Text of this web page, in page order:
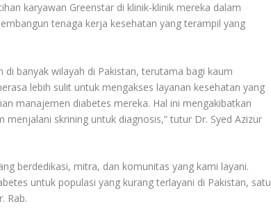
karyawan Greenstar di klinik-klinik mereka dalam
tenaga kerja kesehatan yang terampil yang
banyak wilayah di Pakistan, terutama bagi kaum
lebih sulit untuk mengakses layanan kesehatan yang
manajemen diabetes mereka. Hal ini mengakibatkan
skrining untuk diagnosis,” tutur Dr. Syed Azizur
berdedikasi, mitra, dan komunitas yang kami layani.
untuk populasi yang kurang terlayani di Pakistan, satu
Rab.